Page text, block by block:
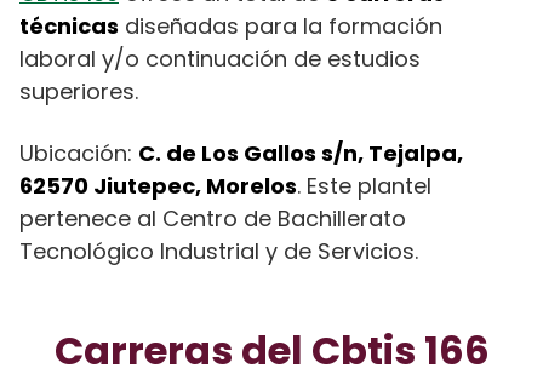
técnicas diseñadas para la formación
laboral y/o continuación de estudios
superiores.
Ubicación: C. de Los Gallos s/n, Tejalpa,
62570 Jiutepec, Morelos. Este plantel
pertenece al Centro de Bachillerato
Tecnológico Industrial y de Servicios.
Carreras del Cbtis 166